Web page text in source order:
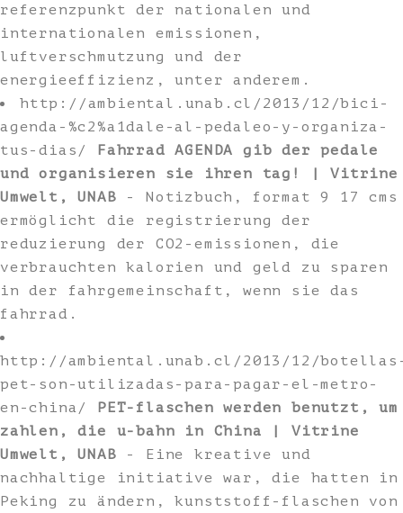
referenzpunkt der nationalen und
internationalen emissionen,
luftverschmutzung und der
energieeffizienz, unter anderem.
http://ambiental.unab.cl/2013/12/bici-
agenda-%c2%a1dale-al-pedaleo-y-organiza-
tus-dias/
Fahrrad AGENDA gib der pedale
und organisieren sie ihren tag! | Vitrine
Umwelt, UNAB - Notizbuch, format 9 17 cms
ermöglicht die registrierung der
reduzierung der CO2-emissionen, die
verbrauchten kalorien und geld zu sparen
in der fahrgemeinschaft, wenn sie das
fahrrad.
http://ambiental.unab.cl/2013/12/
pet-son-utilizadas-para-pagar-el-metro-
en-china/
PET-flaschen werden benutzt, um
zahlen, die u-bahn in China | Vitrine
Umwelt, UNAB - Eine kreative und
nachhaltige initiative war, die hatten in
Peking zu ändern, kunststoff-flaschen von